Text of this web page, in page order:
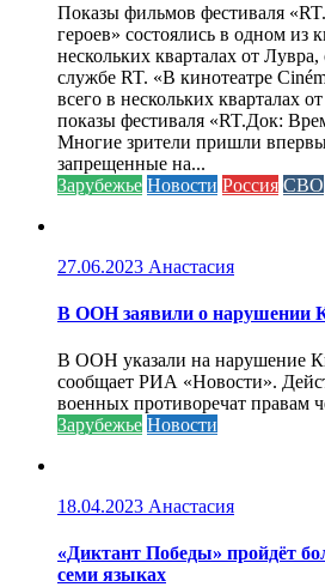
Показы фильмов фестиваля
героев» состоялись в одном из
нескольких кварталах от
службе RT. «В кинотеатре
всего в нескольких кварталах
показы фестиваля «RT.Док:
Многие зрители пришли
запрещенные на...
Зарубежье Новости Россия СВО
27.06.2023 Анастасия
В ООН заявили о нарушении
В ООН указали на нарушение
сообщает РИА «Новости».
военных противоречат правам
Зарубежье Новости
18.04.2023 Анастасия
«Диктант Победы» пройдёт
семи языках